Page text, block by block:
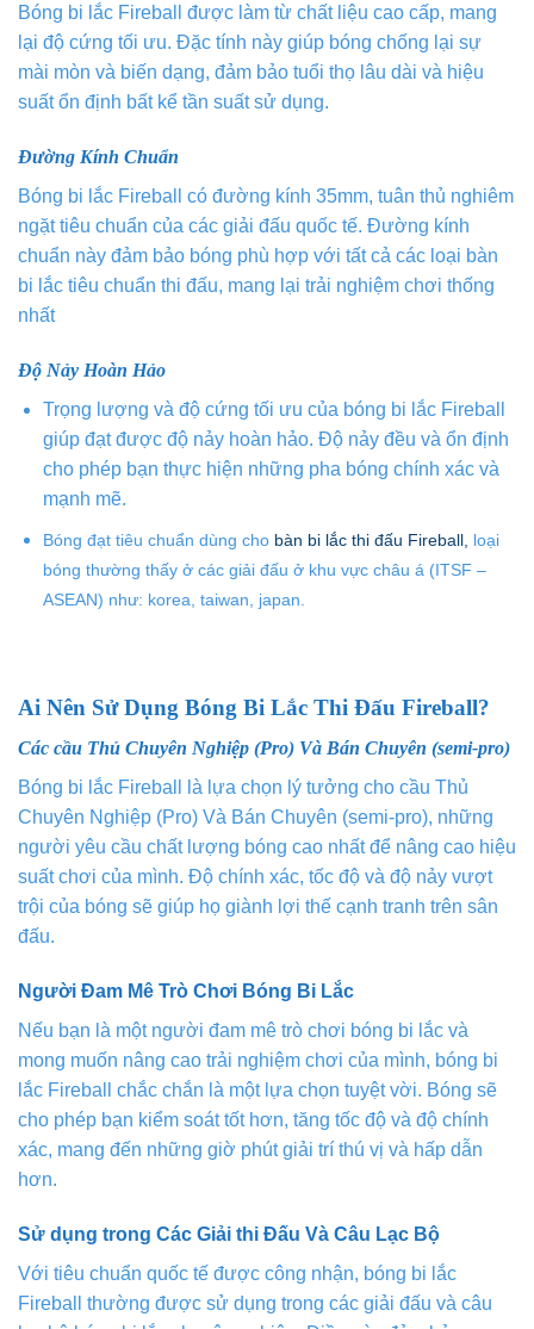
Bóng bi lắc Fireball được làm từ chất liệu cao cấp, mang
lại độ cứng tối ưu. Đặc tính này giúp bóng chống lại sự
mài mòn và biến dạng, đảm bảo tuổi thọ lâu dài và hiệu
suất ổn định bất kể tần suất sử dụng.
Đường Kính Chuẩn
Bóng bi lắc Fireball có đường kính 35mm, tuân thủ nghiêm
ngặt tiêu chuẩn của các giải đấu quốc tế. Đường kính
chuẩn này đảm bảo bóng phù hợp với tất cả các loại bàn
bi lắc tiêu chuẩn thi đấu, mang lại trải nghiệm chơi thống
nhất
Độ Nảy Hoàn Hảo
Trọng lượng và độ cứng tối ưu của bóng bi lắc Fireball
giúp đạt được độ nảy hoàn hảo. Độ nảy đều và ổn định
cho phép bạn thực hiện những pha bóng chính xác và
mạnh mẽ.
Bóng đạt tiêu chuẩn dùng cho bàn bi lắc thi đấu Fireball, loại
bóng thường thấy ở các giải đấu ở khu vực châu á (ITSF –
ASEAN) như: korea, taiwan, japan.
Ai Nên Sử Dụng Bóng Bi Lắc Thi Đấu Fireball?
Các cầu Thủ Chuyên Nghiệp (Pro) Và Bán Chuyên (semi-pro)
Bóng bi lắc Fireball là lựa chọn lý tưởng cho cầu Thủ
Chuyên Nghiệp (Pro) Và Bán Chuyên (semi-pro), những
người yêu cầu chất lượng bóng cao nhất để nâng cao hiệu
suất chơi của mình. Độ chính xác, tốc độ và độ nảy vượt
trội của bóng sẽ giúp họ giành lợi thế cạnh tranh trên sân
đấu.
Người Đam Mê Trò Chơi Bóng Bi Lắc
Nếu bạn là một người đam mê trò chơi bóng bi lắc và
mong muốn nâng cao trải nghiệm chơi của mình, bóng bi
lắc Fireball chắc chắn là một lựa chọn tuyệt vời. Bóng sẽ
cho phép bạn kiểm soát tốt hơn, tăng tốc độ và độ chính
xác, mang đến những giờ phút giải trí thú vị và hấp dẫn
hơn.
Sử dụng trong Các Giải thi Đấu Và Câu Lạc Bộ
Với tiêu chuẩn quốc tế được công nhận, bóng bi lắc
Fireball thường được sử dụng trong các giải đấu và câu